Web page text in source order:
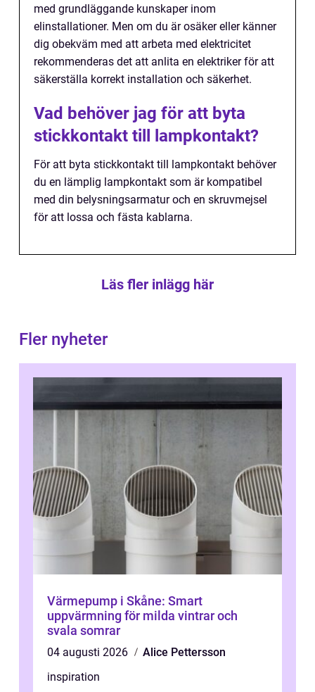
med grundläggande kunskaper inom
elinstallationer. Men om du är osäker eller känner
dig obekväm med att arbeta med elektricitet
rekommenderas det att anlita en elektriker för att
säkerställa korrekt installation och säkerhet.
Vad behöver jag för att byta
stickkontakt till lampkontakt?
För att byta stickkontakt till lampkontakt behöver
du en lämplig lampkontakt som är kompatibel
med din belysningsarmatur och en skruvmejsel
för att lossa och fästa kablarna.
Läs fler inlägg här
Fler nyheter
Värmepump i Skåne: Smart
uppvärmning för milda vintrar och
svala somrar
04 augusti 2026
Alice Pettersson
inspiration